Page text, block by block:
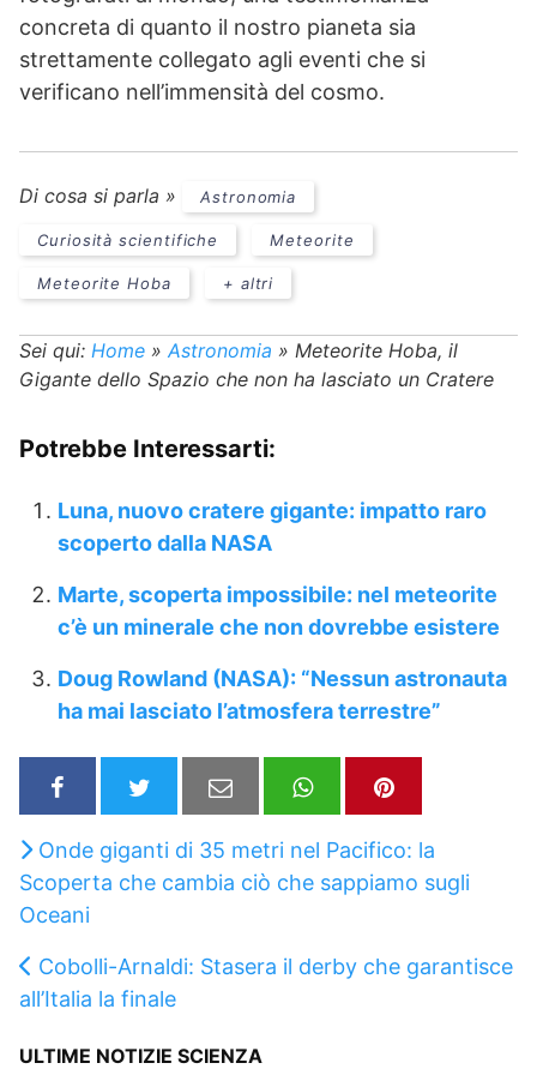
concreta di quanto il nostro pianeta sia
strettamente collegato agli eventi che si
verificano nell’immensità del cosmo.
Di cosa si parla » Astronomia
Curiosità scientifiche Meteorite
Meteorite Hoba + altri
Sei qui: Home » Astronomia » Meteorite Hoba, il
Gigante dello Spazio che non ha lasciato un Cratere
Potrebbe Interessarti:
Luna, nuovo cratere gigante: impatto raro
scoperto dalla NASA
Marte, scoperta impossibile: nel meteorite
c’è un minerale che non dovrebbe esistere
Doug Rowland (NASA): “Nessun astronauta
ha mai lasciato l’atmosfera terrestre”
Onde giganti di 35 metri nel Pacifico: la
Scoperta che cambia ciò che sappiamo sugli
Oceani
Cobolli-Arnaldi: Stasera il derby che garantisce
all’Italia la finale
ULTIME NOTIZIE SCIENZA